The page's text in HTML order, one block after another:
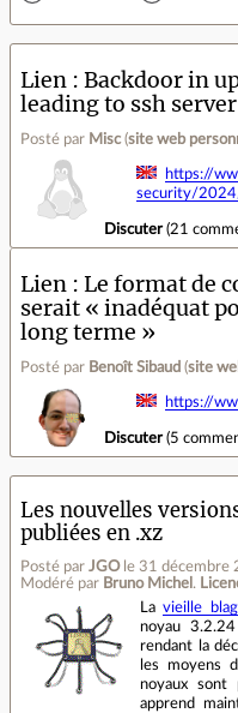
Lien
Backdoor in
leading to ssh
Posté par Misc(site web
https://
security/
Discuter(21
Lien
Le format de
serait « inadéquat
long terme »
Posté par Benoît Sibaud (site
https://
Discuter(5
Les nouvelles
publiées en .xz
Posté par JGO le 31 décembre
Modéré par Bruno Michel .
Lavieille
noyau
rendant la
les moyens
noyaux sont
apprend